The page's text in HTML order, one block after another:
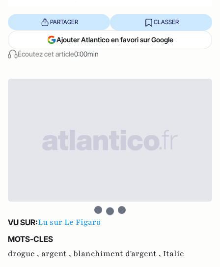
Écoutez cet article0:00min
PARTAGER CLASSER
Ajouter Atlantico en favori sur Google
VU SUR:Lu sur Le Figaro
MOTS-CLES
drogue , argent , blanchiment d'argent , Italie